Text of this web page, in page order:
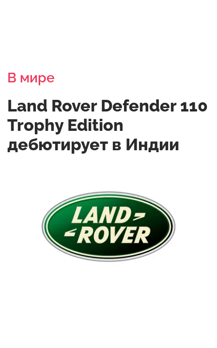
В мире
Land Rover Defender 110
Trophy Edition
дебютирует в Индии